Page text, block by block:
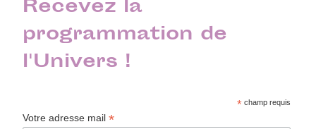
Recevez la
programmation de
l'Univers !
* champ requis
Votre adresse mail*